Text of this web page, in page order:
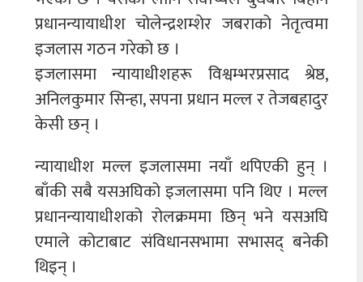
प्रधानन्यायाधीश चोलेन्द्रशम्शेर जबराको नेतृत्वमा
इजलास गठन गरेको छ ।
इजलासमा न्यायाधीशहरू विश्वम्भरप्रसाद श्रेष्ठ,
अनिलकुमार सिन्हा, सपना प्रधान मल्ल र तेजबहादुर
केसी छन् ।
न्यायाधीश मल्ल इजलासमा नयाँ थपिएकी हुन् ।
बाँकी सबै यसअघिको इजलासमा पनि थिए । मल्ल
प्रधानन्यायाधीशको रोलक्रममा छिन् भने यसअघि
एमाले कोटाबाट संविधानसभामा सभासद् बनेकी
थिइन् ।